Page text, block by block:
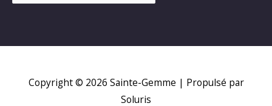
Copyright © 2026 Sainte-Gemme | Propulsé par
Soluris